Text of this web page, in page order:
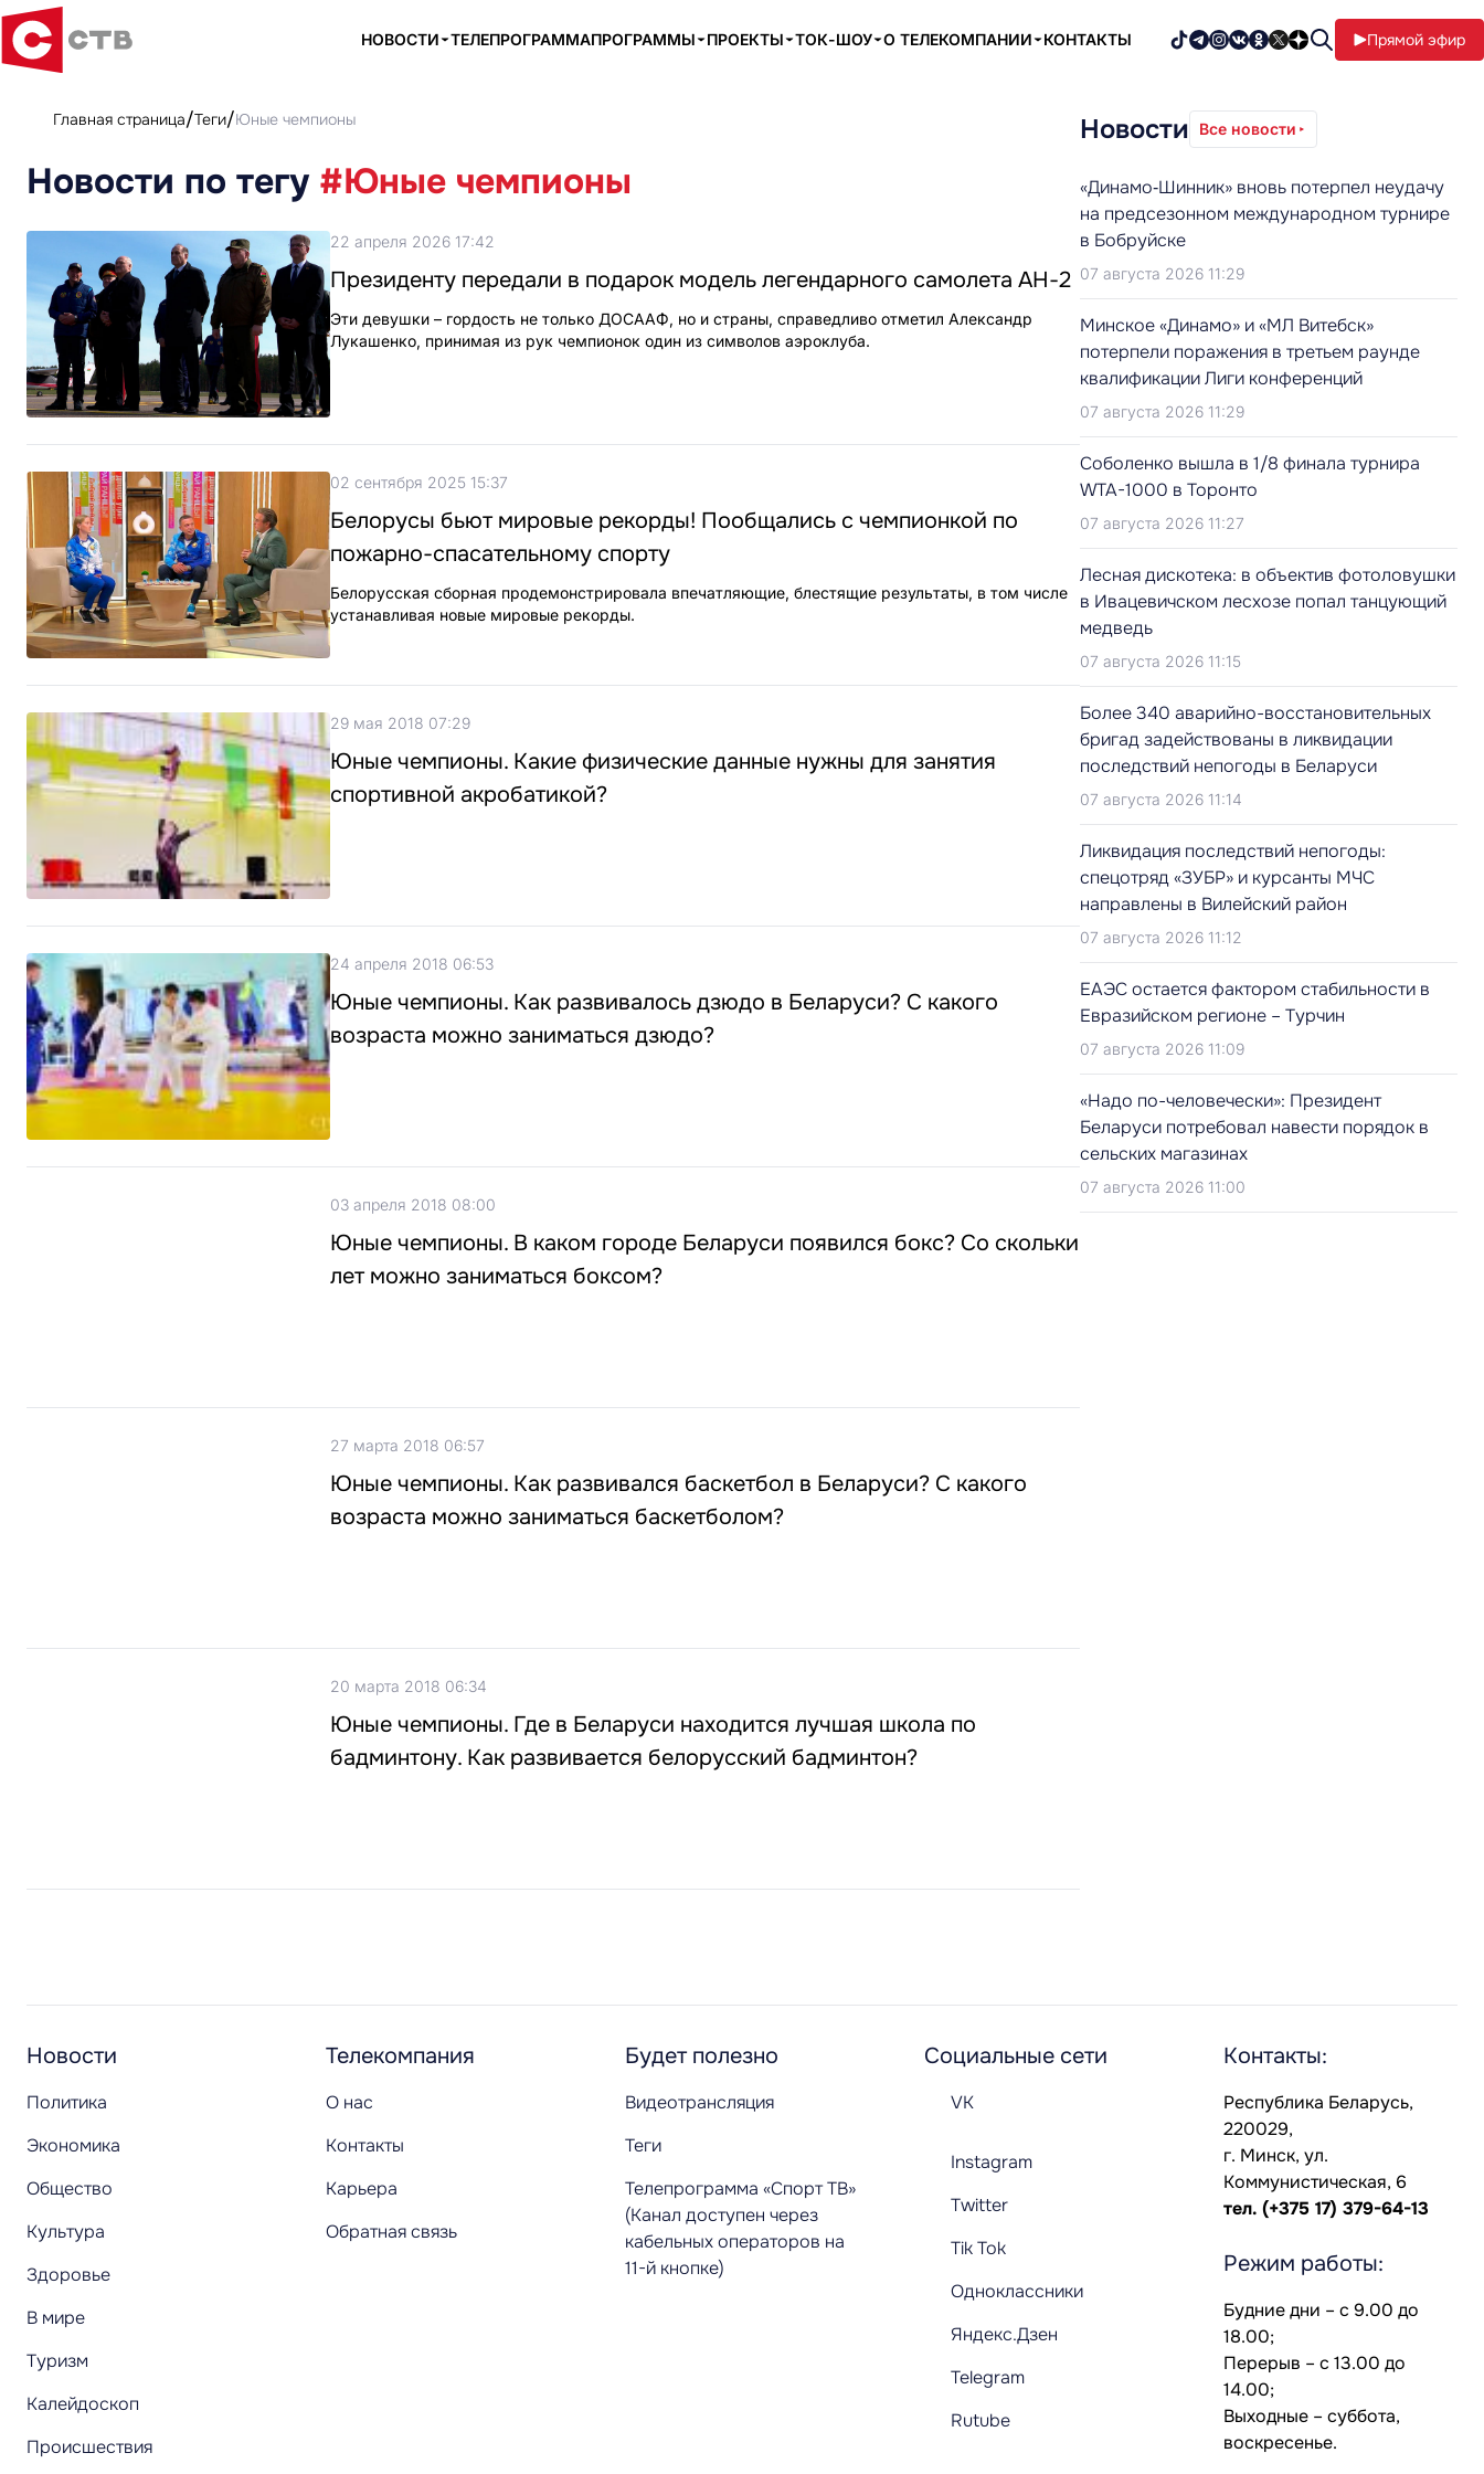
НОВОСТИ ТЕЛЕПРОГРАММАПРОГРАММЫ ПРОЕКТЫ ТОК-ШОУ О ТЕЛЕКОМПАНИИ КОНТАКТЫ Прямой эфир
Главная страница Теги Юные чемпионы
Новости по тегу #Юные чемпионы
22 апреля 2026 17:42
Президенту передали в подарок модель легендарного самолета АН-2
Эти девушки – гордость не только ДОСААФ, но и страны, справедливо отметил Александр
Лукашенко, принимая из рук чемпионок один из символов аэроклуба.
02 сентября 2025 15:37
Белорусы бьют мировые рекорды! Пообщались с чемпионкой по
пожарно-спасательному спорту
Белорусская сборная продемонстрировала впечатляющие, блестящие результаты, в том числе
устанавливая новые мировые рекорды.
29 мая 2018 07:29
Юные чемпионы. Какие физические данные нужны для занятия
спортивной акробатикой?
24 апреля 2018 06:53
Юные чемпионы. Как развивалось дзюдо в Беларуси? С какого
возраста можно заниматься дзюдо?
03 апреля 2018 08:00
Юные чемпионы. В каком городе Беларуси появился бокс? Со скольки
лет можно заниматься боксом?
27 марта 2018 06:57
Юные чемпионы. Как развивался баскетбол в Беларуси? С какого
возраста можно заниматься баскетболом?
20 марта 2018 06:34
Юные чемпионы. Где в Беларуси находится лучшая школа по
бадминтону. Как развивается белорусский бадминтон?
Новости Все новости
«Динамо‑Шинник» вновь потерпел неудачу
на предсезонном международном турнире
в Бобруйске
07 августа 2026 11:29
Минское «Динамо» и «МЛ Витебск»
потерпели поражения в третьем раунде
квалификации Лиги конференций
07 августа 2026 11:29
Соболенко вышла в 1/8 финала турнира
WTA-1000 в Торонто
07 августа 2026 11:27
Лесная дискотека: в объектив фотоловушки
в Ивацевичском лесхозе попал танцующий
медведь
07 августа 2026 11:15
Более 340 аварийно-восстановительных
бригад задействованы в ликвидации
последствий непогоды в Беларуси
07 августа 2026 11:14
Ликвидация последствий непогоды:
спецотряд «ЗУБР» и курсанты МЧС
направлены в Вилейский район
07 августа 2026 11:12
ЕАЭС остается фактором стабильности в
Евразийском регионе – Турчин
07 августа 2026 11:09
«Надо по-человечески»: Президент
Беларуси потребовал навести порядок в
сельских магазинах
07 августа 2026 11:00
Новости
Политика
Экономика
Общество
Культура
Здоровье
В мире
Туризм
Калейдоскоп
Происшествия
Телекомпания
О нас
Контакты
Карьера
Обратная связь
Будет полезно
Видеотрансляция
Теги
Телепрограмма «Спорт ТВ»
(Канал доступен через
кабельных операторов на
11-й кнопке)
Социальные сети
VK
Instagram
Twitter
Tik Tok
Одноклассники
Яндекс.Дзен
Telegram
Rutube
Контакты:
Республика Беларусь,
220029,
г. Минск, ул.
Коммунистическая, 6
тел. (+375 17) 379-64-13
Режим работы:
Будние дни – с 9.00 до
18.00;
Перерыв – с 13.00 до
14.00;
Выходные – суббота,
воскресенье.